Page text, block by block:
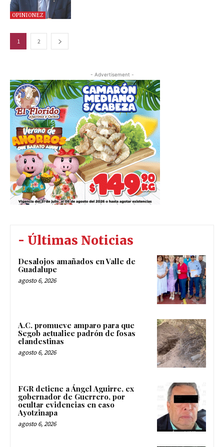
OPINIONEZ
1 2
- Advertisement -
- Últimas Noticias
Desalojos amañados en Valle de
Guadalupe
agosto 6, 2026
A.C. promueve amparo para que
Segob actualice padrón de fosas
clandestinas
agosto 6, 2026
FGR detiene a Ángel Aguirre, ex
gobernador de Guerrero, por
ocultar evidencias en caso
Ayotzinapa
agosto 6, 2026